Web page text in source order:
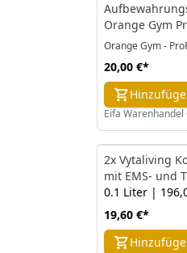
Orange Gym
Orange Gym -
20,00 €*
Eifa Warenhandel
2x Vytaliving
mit EMS- und
0.1 Liter |
19,60 €*